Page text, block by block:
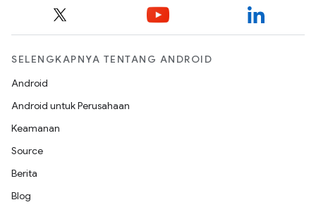
SELENGKAPNYA TENTANG ANDROID
Android
Android untuk Perusahaan
Keamanan
Source
Berita
Blog